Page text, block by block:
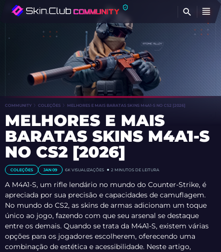
COMMUNITY COLEÇÕES MELHORES E MAIS BARATAS SKINS M4A1-S NO CS2 [2026]
MELHORES E MAIS
BARATAS SKINS M4A1-S
NO CS2 [2026]
COLEÇÕES JAN 09 6K VISUALIZAÇÕES 2 MINUTOS DE LEITURA
A M4A1-S, um rifle lendário no mundo do Counter-Strike, é
apreciada por sua precisão e capacidades de camuflagem.
No mundo do CS2, as skins de armas adicionam um toque
único ao jogo, fazendo com que seu arsenal se destaque
entre os demais. Quando se trata da M4A1-S, existem várias
opções para os jogadores escolherem, oferecendo uma
combinação de estética e acessibilidade. Neste artigo,